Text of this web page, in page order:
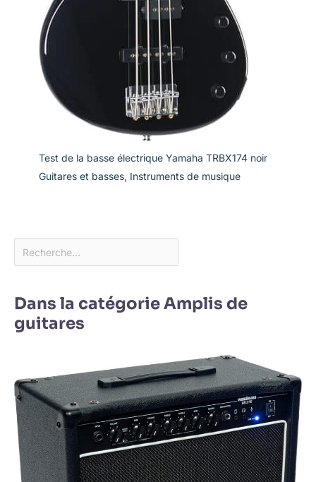
Test de la basse électrique Yamaha TRBX174 noir
Guitares et basses, Instruments de musique
Dans la catégorie Amplis de
guitares